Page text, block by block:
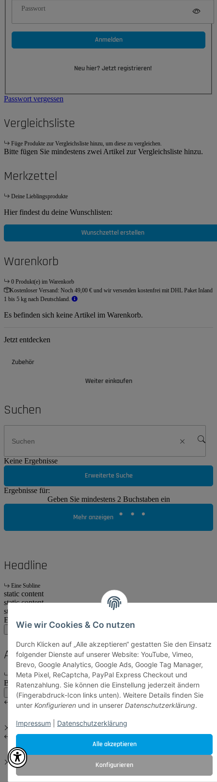
Alle akzeptieren
Konfigurieren
Wie wir Cookies & Co nutzen
Durch Klicken auf „Alle akzeptieren“ gestatten Sie den Einsatz
folgender Dienste auf unserer Website: YouTube, Vimeo,
Brevo, Google Analytics, Google Ads, Google Tag Manager,
Meta Pixel, ReCaptcha, PayPal Express Checkout und
Ratenzahlung. Sie können die Einstellung jederzeit ändern
(Fingerabdruck-Icon links unten). Weitere Details finden Sie
unter Konfigurieren und in unserer Datenschutzerklärung.
Impressum Datenschutzerklärung
Passwort
Anmelden
Neu hier? Jetzt registrieren!
Passwort vergessen
Vergleichsliste
Füge Produkte zur Vergleichsliste hinzu, um diese zu vergleichen.
Bitte fügen Sie mindestens zwei Artikel zur Vergleichsliste hinzu.
Merkzettel
Deine Lieblingsprodukte
Hier findest du deine Wunschlisten:
Wunschzettel erstellen
Warenkorb
0 Produkt(e) im Warenkorb
Kostenloser Versand: Noch 49,00 € und wir versenden kostenfrei mit DHL Paket Inland
1 bis 5 kg nach Deutschland.
Es befinden sich keine Artikel im Warenkorb.
Jetzt entdecken
Zubehör
Weiter einkaufen
Suchen
Keine Ergebnisse
Erweiterte Suche
Ergebnisse für:
Geben Sie mindestens 2 Buchstaben ein
Mehr anzeigen
Headline
Eine Subline
static content
static content
start
Ende
main:another main account
Another Headline
Eine Subline
Body Content
main:another main